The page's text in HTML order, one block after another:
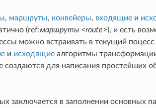
, маршруты, конвейеры, входящиеи
(ref:маршруты <route>), и есть
можно встраивать в текущий
и исходящиеалгоритмы
создаются для написания
заключается в заполнении основных